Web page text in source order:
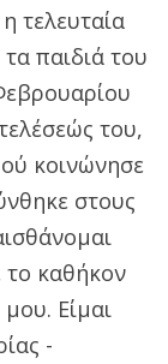
τελευταία
παιδιά του
του,
κοινώνησε
στους
το καθήκον
Είμαι
-